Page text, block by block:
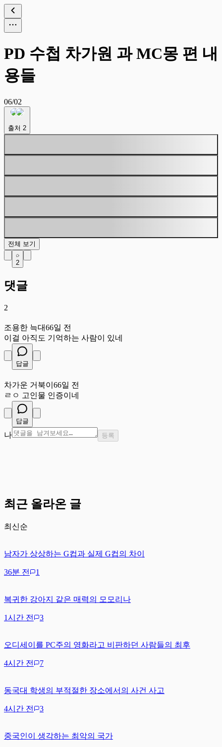
PD 수첩 차가원 과 MC몽 편 내
용들
06/02
출처 2
전체 보기
2
댓글
2
조용한 늑대66일 전
이걸 아직도 기억하는 사람이 있네
답글
차가운 거북이 66일 전
ㄹㅇ 고인물 인증이네
답글
나 등록
최근 올라온 글
최신순
남자가 상상하는 G컵과 실제 G컵의 차이
36분 전 1
복귀한 강아지 같은 매력의 모모리나
1시간 전 3
오디세이를 PC주의 영화라고 비판하던 사람들의 최후
4시간 전 7
동국대 학생의 부적절한 장소에서의 사건 사고
4시간 전 3
중국인이 생각하는 최악의 국가